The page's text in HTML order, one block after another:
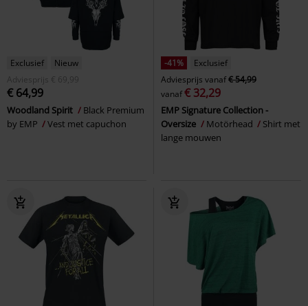
Exclusief
Nieuw
Adviesprijs
€ 69,99
€ 64,99
Woodland Spirit
Black Premium
by EMP
Vest met capuchon
-41%
Exclusief
Adviesprijs vanaf€ 54,99
vanaf€ 32,29
EMP Signature Collection -
Oversize
Motörhead
Shirt met
lange mouwen